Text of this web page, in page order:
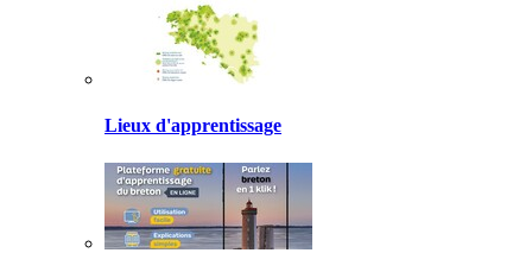
Lieux d'apprentissage